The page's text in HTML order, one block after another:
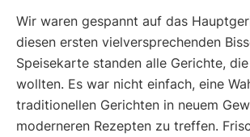
Wir waren gespannt auf das
diesen ersten vielversprechenden
Speisekarte standen alle Gerichte,
wollten. Es war nicht einfach, eine
traditionellen Gerichten in neuem
moderneren Rezepten zu treffen.